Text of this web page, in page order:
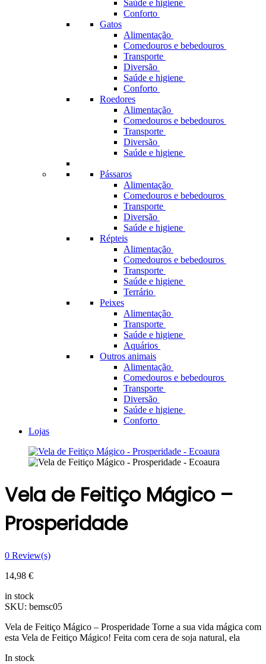
Saúde e higiene
Conforto
Gatos
Alimentação
Comedouros e bebedouros
Transporte
Diversão
Saúde e higiene
Conforto
Roedores
Alimentação
Comedouros e bebedouros
Transporte
Diversão
Saúde e higiene
Pássaros
Alimentação
Comedouros e bebedouros
Transporte
Diversão
Saúde e higiene
Répteis
Alimentação
Comedouros e bebedouros
Transporte
Saúde e higiene
Terrário
Peixes
Alimentação
Transporte
Saúde e higiene
Aquários
Outros animais
Alimentação
Comedouros e bebedouros
Transporte
Diversão
Saúde e higiene
Conforto
Lojas
Vela de Feitiço Mágico –
Prosperidade
0 Review(s)
14,98 €
in stock
SKU: bemsc05
Vela de Feitiço Mágico – Prosperidade Torne a sua vida mágica com
esta Vela de Feitiço Mágico! Feita com cera de soja natural, ela
In stock